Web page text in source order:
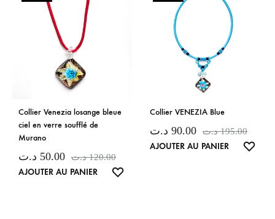
Collier Venezia losange bleue
ciel en verre soufflé de
Murano
50.00 د.ت 120.00 د.ت
AJOUTER AU PANIER
Collier VENEZIA Blue
90.00 د.ت 195.00 د.ت
AJOUTER AU PANIER